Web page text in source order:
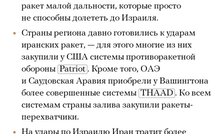
ракет малой дальности, которые просто
не способны долететь до Израиля.
Страны региона давно готовились к ударам
иранских ракет, — для этого многие из них
закупили у США системы противоракетной
обороны Patriot . Кроме того, ОАЭ
и Саудовская Аравия приобрели у Вашингтона
более совершенные системы THAAD . Ко всем
системам страны залива закупили ракеты-
перехватчики.